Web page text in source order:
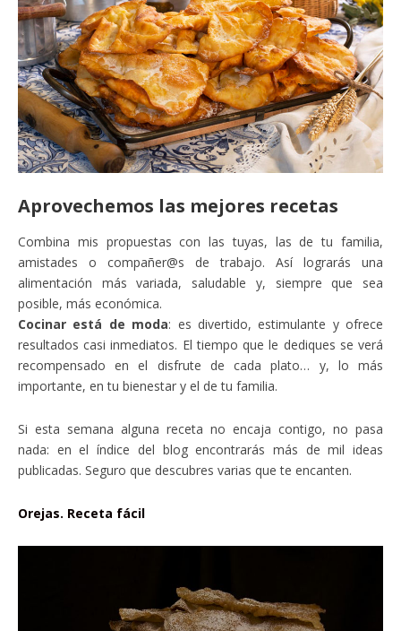
Aprovechemos las mejores recetas
Combina mis propuestas con las tuyas, las de tu familia,
amistades o compañer@s de trabajo. Así lograrás una
alimentación más variada, saludable y, siempre que sea
posible, más económica.
Cocinar está de moda: es divertido, estimulante y ofrece
resultados casi inmediatos. El tiempo que le dediques se verá
recompensado en el disfrute de cada plato… y, lo más
importante, en tu bienestar y el de tu familia.
Si esta semana alguna receta no encaja contigo, no pasa
nada: en el índice del blog encontrarás más de mil ideas
publicadas. Seguro que descubres varias que te encanten.
Orejas. Receta fácil